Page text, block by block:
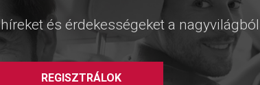
és érdekességeket a
REGISZTRÁLOK